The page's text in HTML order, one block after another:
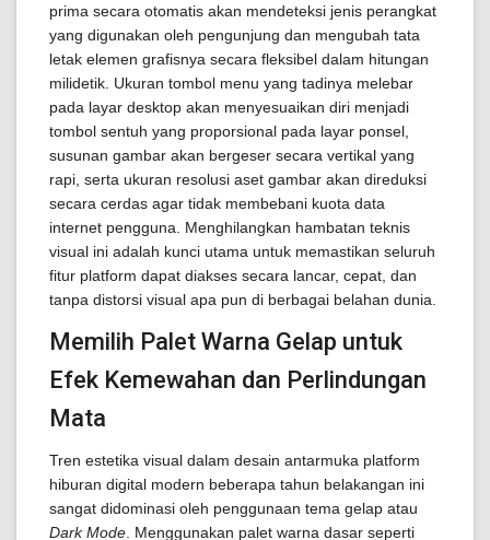
prima secara otomatis akan mendeteksi jenis perangkat
yang digunakan oleh pengunjung dan mengubah tata
letak elemen grafisnya secara fleksibel dalam hitungan
milidetik. Ukuran tombol menu yang tadinya melebar
pada layar desktop akan menyesuaikan diri menjadi
tombol sentuh yang proporsional pada layar ponsel,
susunan gambar akan bergeser secara vertikal yang
rapi, serta ukuran resolusi aset gambar akan direduksi
secara cerdas agar tidak membebani kuota data
internet pengguna. Menghilangkan hambatan teknis
visual ini adalah kunci utama untuk memastikan seluruh
fitur platform dapat diakses secara lancar, cepat, dan
tanpa distorsi visual apa pun di berbagai belahan dunia.
Memilih Palet Warna Gelap untuk
Efek Kemewahan dan Perlindungan
Mata
Tren estetika visual dalam desain antarmuka platform
hiburan digital modern beberapa tahun belakangan ini
sangat didominasi oleh penggunaan tema gelap atau
Dark Mode . Menggunakan palet warna dasar seperti